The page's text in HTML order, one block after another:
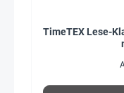
TimeTEX Lese-